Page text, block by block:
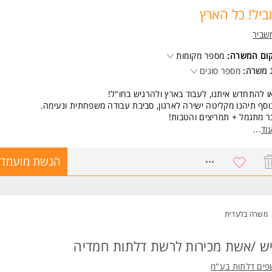
כל הארץ
המשרה: מספר מקומות
משרה: מספר סוגים
להתחדש איתנו, לעבוד בארץ ולהרגיש בחו"ל!
תיהנו מקליטה ישירה לארגון, סביבת עבודה משפחתית ונעימה.
מתגמל + תמריצים והטבות!
התפקיד:
שינוי מחירים ושילוט המחלקה.
בקבלת סחורות והחזרות ועוד.
קודם במכירות יתרון.
שכנוע ולהט למכירות.
שירות גבוהה ויחסי אנוש מעולים.
לעבודה במשמרות, 6 ימים בשבוע.
עוד...
הגשת
משרה בלעדית
/אשת מכירות לרשת דלתות חמדיה
דלתות בע"מ